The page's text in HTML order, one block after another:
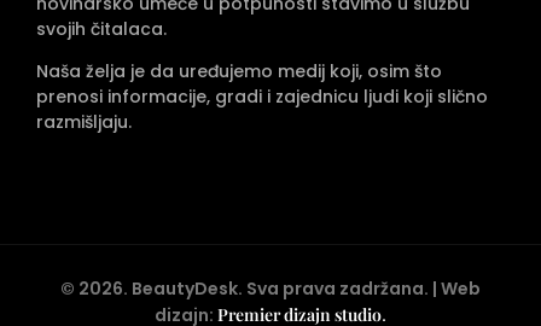
svojih čitalaca.
Naša želja je da uređujemo medij koji, osim što
prenosi informacije, gradi i zajednicu ljudi koji slično
razmišljaju.
© 2026. BeautyDesk. Sva prava zadržana. | Web
dizajn: Premier dizajn studio.